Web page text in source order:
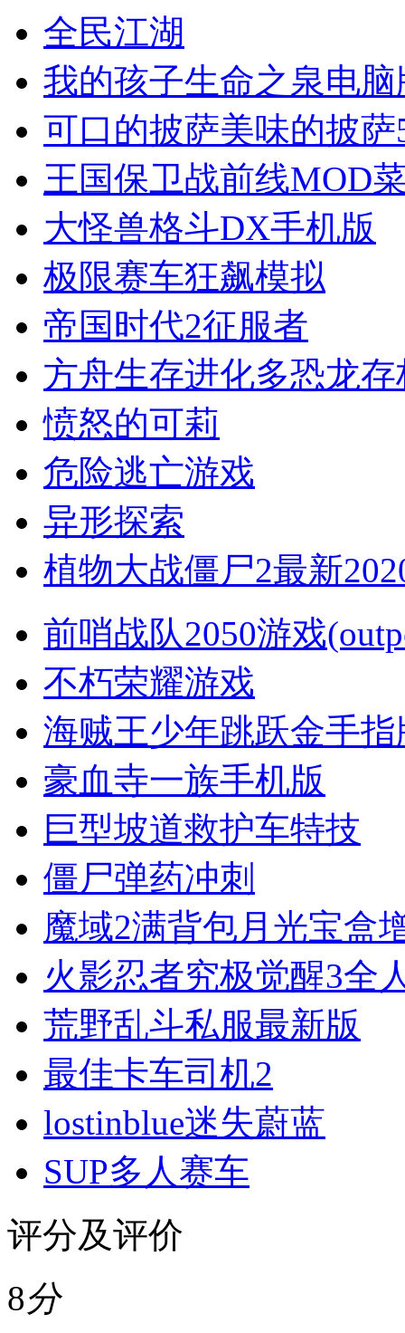
全民江湖
我的孩子生命之泉电脑
可口的披萨美味的披萨
王国保卫战前线MOD
大怪兽格斗DX手机版
极限赛车狂飙模拟
帝国时代2征服者
方舟生存进化多恐龙存
愤怒的可莉
危险逃亡游戏
异形探索
植物大战僵尸2最新
前哨战队2050游戏
不朽荣耀游戏
海贼王少年跳跃金手指
豪血寺一族手机版
巨型坡道救护车特技
僵尸弹药冲刺
魔域2满背包月光宝盒
火影忍者究极觉醒3全
荒野乱斗私服最新版
最佳卡车司机2
lostinblue迷失蔚蓝
SUP多人赛车
评分及评价
8分